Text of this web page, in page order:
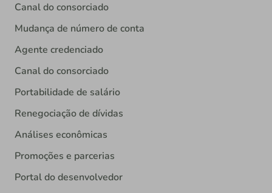
Canal do consorciado
Mudança de número de conta
Agente credenciado
Canal do consorciado
Portabilidade de salário
Renegociação de dívidas
Análises econômicas
Promoções e parcerias
Portal do desenvolvedor